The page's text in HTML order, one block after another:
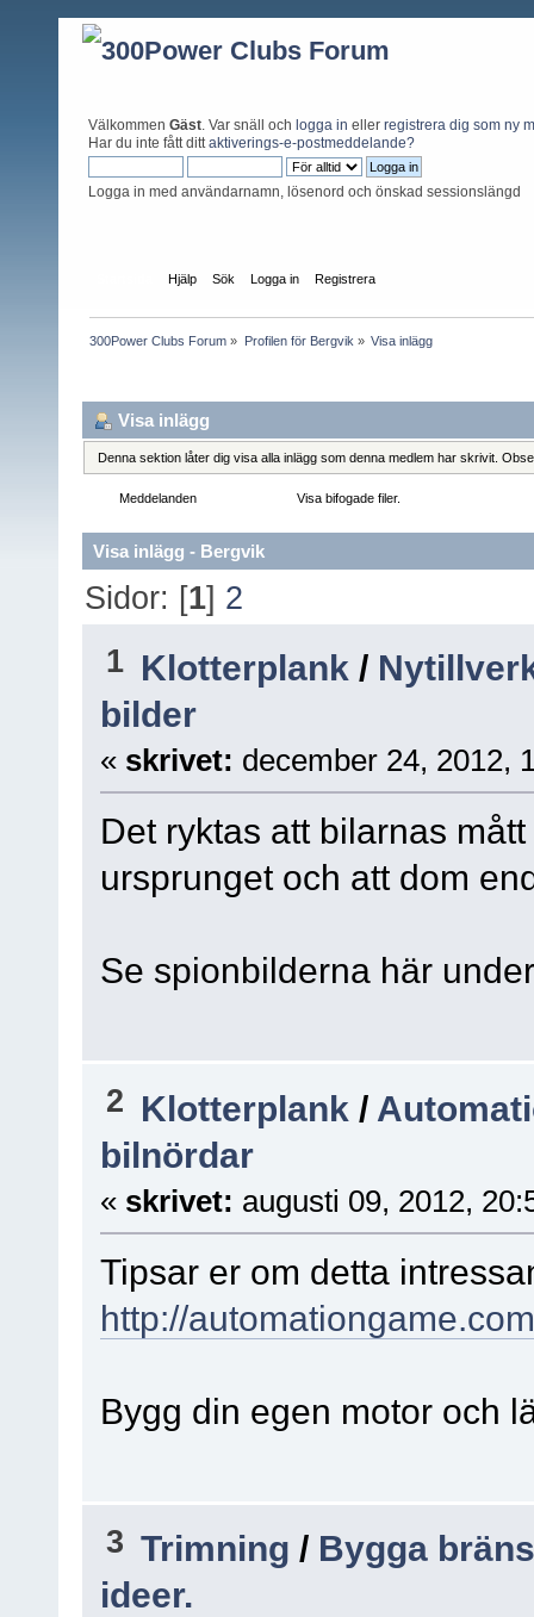
Välkommen Gäst . Var snäll och logga in eller registrera dig som ny
Har du inte fått ditt aktiverings-e-postmeddelande?
Logga in med användarnamn, lösenord och önskad sessionslängd
Hjälp Sök Logga in Registrera
300Power Clubs Forum » Profilen för Bergvik » Visa inlägg
Visa inlägg
Denna sektion låter dig visa alla inlägg som denna medlem har skrivit.
Meddelanden Visa bifogade filer.
Visa inlägg - Bergvik
Sidor: [1] 2
1 Klotterplank /
bilder
« skrivet: december 24, 2012,
Det ryktas att bilarnas
ursprunget och att dom
Se spionbilderna här
2 Klotterplank /
bilnördar
« skrivet: augusti 09, 2012,
Tipsar er om detta
http://
Bygg din egen motor och
3 Trimning / Bygga
ideer.